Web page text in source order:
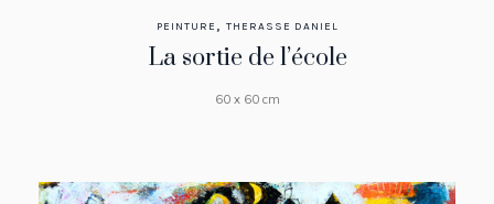
PEINTURE , THERASSE DANIEL
La sortie de l’école
60 x 60 cm